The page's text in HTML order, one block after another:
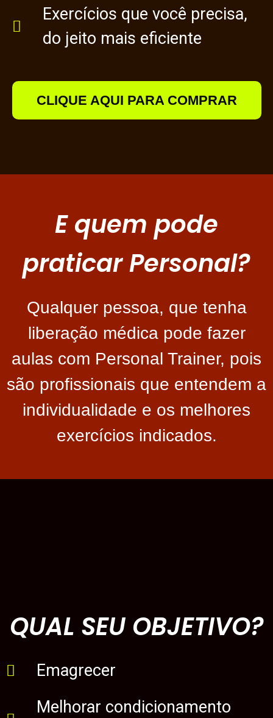
Exercícios que você precisa,
do jeito mais eficiente
CLIQUE AQUI PARA COMPRAR
E quem pode
praticar Personal?
Qualquer pessoa, que tenha
liberação médica pode fazer
aulas com Personal Trainer, pois
são profissionais que entendem a
individualidade e os melhores
exercícios indicados.
QUAL SEU OBJETIVO?
Emagrecer
Melhorar condicionamento